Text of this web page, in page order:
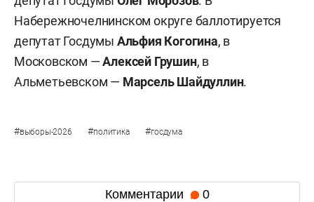
Набережночелнинском округе баллотируется
депутат Госдумы Альфия Когогина, в
Московском —Алексей Грушин, в
Альметьевском — Марсель Шайдуллин.
#выборы-2026 #политика #госдума
Комментарии 0